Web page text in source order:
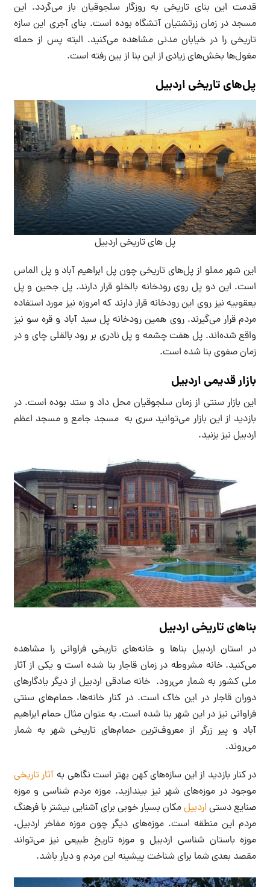
قدمت این بنای تاریخی به روزگار سلجوقیان باز می‌گردد. این
مسجد در زمان زرتشتیان آتشگاه بوده است. بنای آجری این سازه
تاریخی را در خیابان مدنی مشاهده می‌کنید. البته پس از حمله
مغول‌ها بخش‌های زیادی از این بنا از بین رفته است.
پل‌های تاریخی اردبیل
پل های تاریخی اردبیل
این شهر مملو از پل‌های تاریخی چون پل ابراهیم آباد و پل الماس
است. این دو پل روی رودخانه بالخلو قرار دارند. پل جحین و پل
یعقوبیه نیز روی این رودخانه قرار دارند که امروزه نیز مورد استفاده
مردم قرار می‌گیرند. روی همین رودخانه پل سید آباد و قره سو نیز
واقع شده‌اند. پل هفت چشمه و پل نادری بر رود بالقلی چای و در
زمان صفوی بنا شده است.
بازار قدیمی اردبیل
این بازار سنتی از زمان سلجوقیان محل داد و ستد بوده است. در
بازدید از این بازار می‌توانید سری به مسجد جامع و مسجد اعظم
اردبیل نیز بزنید.
بناهای تاریخی اردبیل
در استان اردبیل بناها و خانه‌های تاریخی فراوانی را مشاهده
می‌کنید. خانه مشروطه در زمان قاجار بنا شده است و یکی از آثار
ملی کشور به شمار می‌رود. خانه صادقی اردبیل از دیگر یادگارهای
دوران قاجار در این خاک است. در کنار خانه‌ها، حمام‌های سنتی
فراوانی نیز در این شهر بنا شده است. به عنوان مثال حمام ابراهیم
آباد و پیر زرگر از معروف‌ترین حمام‌های تاریخی شهر به شمار
می‌روند.
در کنار بازدید از این سازه‌های کهن بهتر است نگاهی به آثار تاریخی
موجود در موزه‌های شهر نیز بیندازید. موزه مردم شناسی و موزه
صنایع دستیاردبیلمکان بسیار خوبی برای آشنایی بیشتر با فرهنگ
مردم این منطقه است. موزه‌های دیگر چون موزه مفاخر اردبیل،
موزه باستان شناسی اردبیل و موزه تاریخ طبیعی نیز می‌تواند
مقصد بعدی شما برای شناخت پیشینه این مردم و دیار باشد.